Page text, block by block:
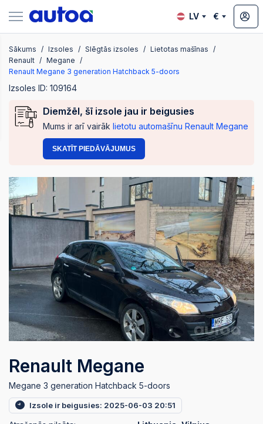
LV €
Sākums Izsoles Slēgtās izsoles
Lietotas mašīnas
Renault
Megane
Renault Megane 3 generation Hatchback 5-doors
Izsoles ID: 109164
Diemžēl, šī izsole jau ir beigusies
Mums ir arī vairāk lietotu automašīnu Renault Megane
SKATĪT PIEDĀVĀJUMUS
Renault Megane
Megane 3 generation Hatchback 5-doors
Izsole ir beigusies: 2025-06-03 20:51